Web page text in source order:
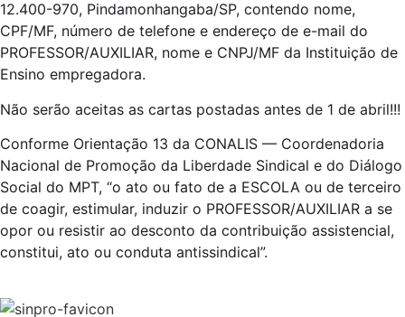
12.400-970, Pindamonhangaba/SP, contendo nome,
CPF/MF, número de telefone e endereço de e-mail do
PROFESSOR/AUXILIAR, nome e CNPJ/MF da Instituição de
Ensino empregadora.
Não serão aceitas as cartas postadas antes de 1 de abril!!!
Conforme Orientação 13 da CONALIS — Coordenadoria
Nacional de Promoção da Liberdade Sindical e do Diálogo
Social do MPT, “o ato ou fato de a ESCOLA ou de terceiro
de coagir, estimular, induzir o PROFESSOR/AUXILIAR a se
opor ou resistir ao desconto da contribuição assistencial,
constitui, ato ou conduta antissindical”.